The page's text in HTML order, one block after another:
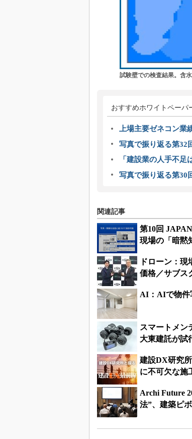
試験壁での検査結果。含
おすすめホワイトペーパ
上場主要ゼネコン業
写真で振り返る第32
「建設業の人手不
写真で振り返る第30
関連記事
第10回
現場の「暗黙
ドローン：
価格／サブス
AI：AIで物
スマートメン
大東建託が試
建設DX研究
に不可欠な施
Archi Future
法”、建築ピ